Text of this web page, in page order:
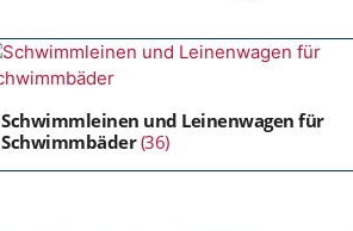
Schwimmleinen und Leinenwagen für
Schwimmbäder(36)